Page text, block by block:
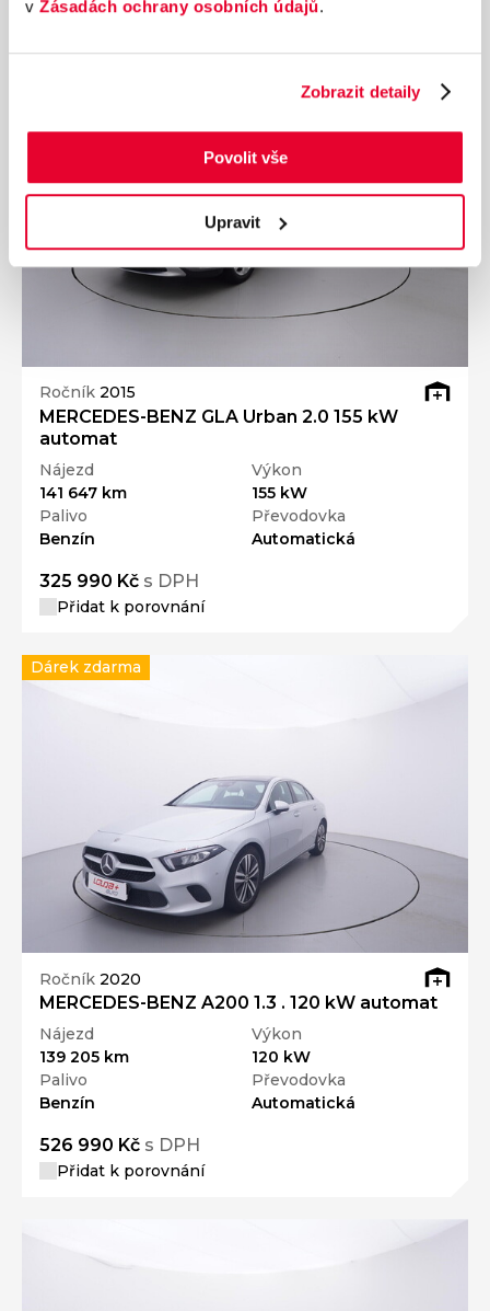
v Zásadách ochrany osobních údajů.
Zobrazit detaily
Povolit vše
Upravit
Přidat k porovnání
Ročník 2015
MERCEDES-BENZ GLA Urban 2.0 155 kW
automat
Nájezd
141 647 km
Výkon
155 kW
Palivo
Benzín
Převodovka
Automatická
325 990 Kč s DPH
Přidat k porovnání
Ročník 2020
MERCEDES-BENZ A200 1.3 . 120 kW automat
Nájezd
139 205 km
Výkon
120 kW
Palivo
Benzín
Převodovka
Automatická
526 990 Kč s DPH
Přidat k porovnání
Dárek zdarma